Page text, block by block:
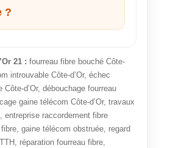
?
21 : fourreau fibre bouché Côte-
introuvable Côte-d’Or, échec
Côte-d’Or, débouchage fourreau
gaine télécom Côte-d’Or, travaux
entreprise raccordement fibre
gaine télécom obstruée, regard
réparation fourreau fibre,